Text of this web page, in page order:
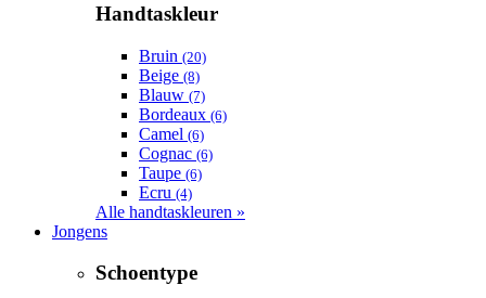
Handtaskleur
Bruin (20)
Beige (8)
Blauw (7)
Bordeaux (6)
Camel (6)
Cognac (6)
Taupe (6)
Ecru (4)
Alle handtaskleuren »
Jongens
Schoentype